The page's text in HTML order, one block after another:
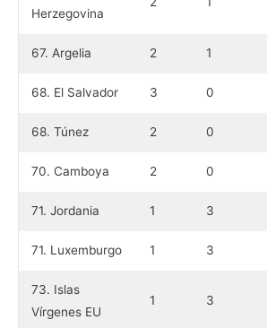
Herzegovina
67. Argelia 2 1
68. El Salvador 3 0
68. Túnez 2 0
70. Camboya 2 0
71. Jordania 1 3
71. Luxemburgo 1 3
73. Islas
Vírgenes EU
1 3